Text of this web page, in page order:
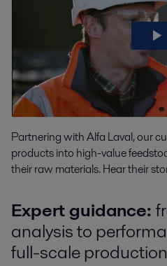
Partnering with Alfa Laval, our
products into high-value
their raw materials. Hear their
Expert guidance:
analysis to
full-scale production